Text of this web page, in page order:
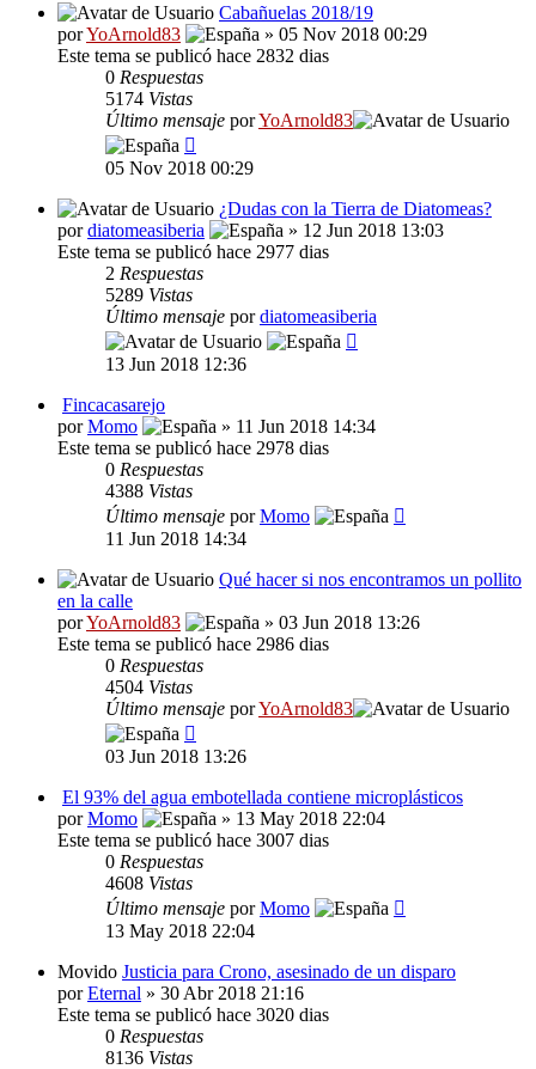
Cabañuelas 2018/19
porYoArnold83
» 05 Nov 2018 00:29
Este tema se publicó hace 2832 dias
0 Respuestas
5174 Vistas
Último mensaje porYoArnold83
05 Nov 2018 00:29
¿Dudas con la Tierra de Diatomeas?
pordiatomeasiberia
» 12 Jun 2018 13:03
Este tema se publicó hace 2977 dias
2 Respuestas
5289 Vistas
Último mensaje pordiatomeasiberia
13 Jun 2018 12:36
Fincacasarejo
porMomo
» 11 Jun 2018 14:34
Este tema se publicó hace 2978 dias
0 Respuestas
4388 Vistas
Último mensaje porMomo
11 Jun 2018 14:34
Qué hacer si nos encontramos un pollito
en la calle
porYoArnold83
» 03 Jun 2018 13:26
Este tema se publicó hace 2986 dias
0 Respuestas
4504 Vistas
Último mensaje porYoArnold83
03 Jun 2018 13:26
El 93% del agua embotellada contiene microplásticos
porMomo
» 13 May 2018 22:04
Este tema se publicó hace 3007 dias
0 Respuestas
4608 Vistas
Último mensaje porMomo
13 May 2018 22:04
Movido Justicia para Crono, asesinado de un disparo
porEternal » 30 Abr 2018 21:16
Este tema se publicó hace 3020 dias
0 Respuestas
8136 Vistas